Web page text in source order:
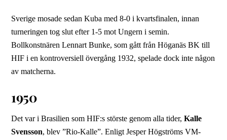
Sverige mosade sedan Kuba med 8-0 i kvartsfinalen, innan
turneringen tog slut efter 1-5 mot Ungern i semin.
Bollkonstnären Lennart Bunke, som gått från Höganäs BK till
HIF i en kontroversiell övergång 1932, spelade dock inte någon
av matcherna.
1950
Det var i Brasilien som HIF:s störste genom alla tider,Kalle
Svensson, blev ”Rio-Kalle”. Enligt Jesper Högströms VM-